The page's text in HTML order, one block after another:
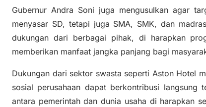
Gubernur Andra Soni juga mengusulkan agar
menyasar SD, tetapi juga SMA, SMK, dan
dukungan dari berbagai pihak, di harapkan
memberikan manfaat jangka panjang bagi
Dukungan dari sektor swasta seperti Aston Hotel
sosial perusahaan dapat berkontribusi langsung
antara pemerintah dan dunia usaha di harapkan